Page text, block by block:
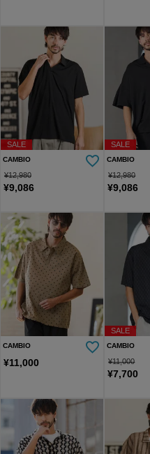
SALE
CAMBIO
¥12,980
¥9,086
SALE
CAMBIO
¥12,980
¥9,086
CAMBIO
¥11,000
SALE
CAMBIO
¥11,000
¥7,700